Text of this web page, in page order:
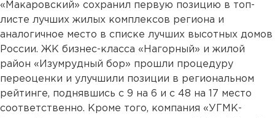
«Макаровский» сохранил первую позицию в топ-
листе лучших жилых комплексов региона и
аналогичное место в списке лучших высотных домов
России. ЖК бизнес-класса «Нагорный» и жилой
район «Изумрудный бор» прошли процедуру
переоценки и улучшили позиции в региональном
рейтинге, поднявшись с 9 на 6 и с 48 на 17 место
соответственно. Кроме того, компания «УГМК-